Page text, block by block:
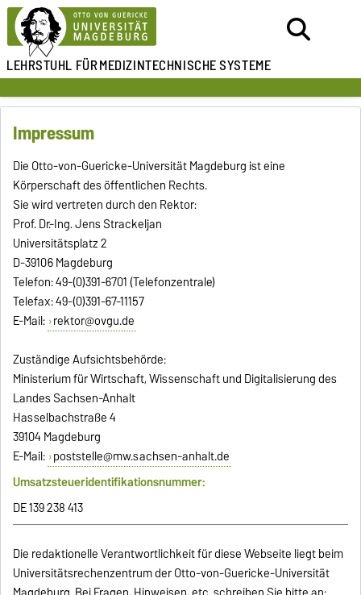
LEHRSTUHL FÜRMEDIZINTECHNISCHE SYSTEME
Impressum
Die Otto-von-Guericke-Universität Magdeburg ist eine
Körperschaft des öffentlichen Rechts.
Sie wird vertreten durch den Rektor:
Prof. Dr.-Ing. Jens Strackeljan
Universitätsplatz 2
D-39106 Magdeburg
Telefon: 49-(0)391-6701 (Telefonzentrale)
Telefax: 49-(0)391-67-11157
E-Mail: rektor@ovgu.de
Zuständige Aufsichtsbehörde:
Ministerium für Wirtschaft, Wissenschaft und Digitalisierung des
Landes Sachsen-Anhalt
Hasselbachstraße 4
39104 Magdeburg
E-Mail: poststelle@mw.sachsen-anhalt.de
Umsatzsteueridentifikationsnummer:
DE 139 238 413
Die redaktionelle Verantwortlichkeit für diese Webseite liegt beim
Universitätsrechenzentrum der Otto-von-Guericke-Universität